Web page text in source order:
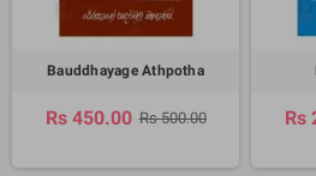
Bauddhayage Athpotha
Rs 450.00 Rs 500.00 Rs